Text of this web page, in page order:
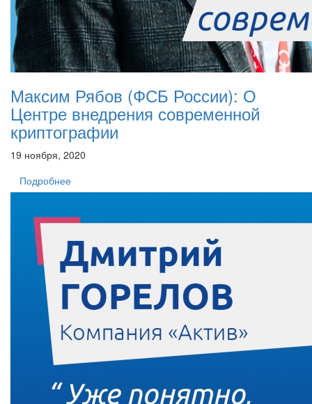
Максим Рябов (ФСБ России): О
Центре внедрения современной
криптографии
19 ноября, 2020
Подробнее